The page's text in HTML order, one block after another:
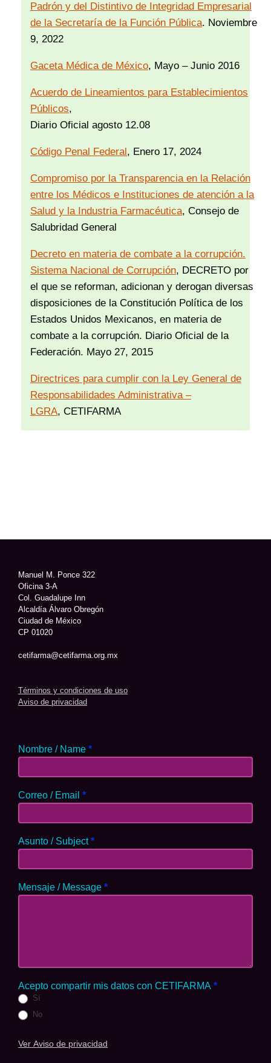
Padrón y del Distintivo de Integridad Empresarial
de la Secretaría de la Función Pública. Noviembre
9, 2022
Gaceta Médica de México, Mayo – Junio 2016
Acuerdo de Lineamientos para Establecimientos
Públicos,
Diario Oficial agosto 12.08
Código Penal Federal , Enero 17, 2024
Compromiso por la Transparencia en la Relación
entre los Médicos e Instituciones de atención a la
Salud y la Industria Farmacéutica, Consejo de
Salubridad General
Decreto en materia de combate a la corrupción.
Sistema Nacional de Corrupción, DECRETO por
el que se reforman, adicionan y derogan diversas
disposiciones de la Constitución Política de los
Estados Unidos Mexicanos, en materia de
combate a la corrupción. Diario Oficial de la
Federación. Mayo 27, 2015
Directrices para cumplir con la Ley General de
Responsabilidades Administrativa –
LGRA, CETIFARMA
Manuel M. Ponce 322
Oficina 3-A
Col. Guadalupe Inn
Alcaldía Álvaro Obregón
Ciudad de México
CP 01020
cetifarma@cetifarma.org.mx
Términos y condiciones de uso
Aviso de privacidad
Nombre / Name *
Correo / Email *
Asunto / Subject*
Mensaje / Message *
Acepto compartir mis datos con CETIFARMA *
Sí
No
Ver Aviso de privacidad